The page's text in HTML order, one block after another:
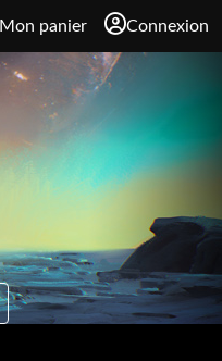
Mon panier Connexion